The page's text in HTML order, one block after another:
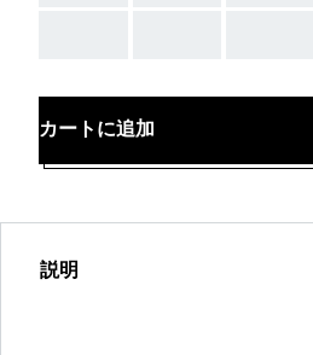
カートに追加
説明